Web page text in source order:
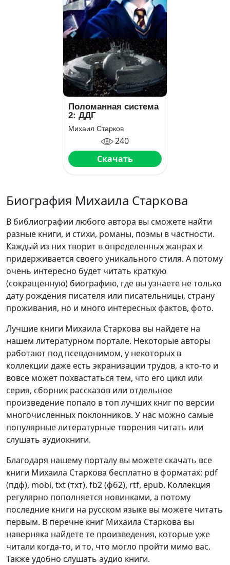
Поломанная система
2: ДДГ
Михаил Старков
240
Скачать
Биография Михаила Старкова
В библиографии любого автора вы сможете найти
разные книги, и стихи, романы, поэмы в частности.
Каждый из них творит в определенных жанрах и
придерживается своего уникального стиля. А потому
очень интересно будет читать краткую
(сокращенную) биографию, где вы узнаете не только
дату рождения писателя или писательницы, страну
проживания, но и много интересных фактов, фото.
Лучшие книги Михаила Старкова вы найдете на
нашем литературном портале. Некоторые авторы
работают под псевдонимом, у некоторых в
коллекции даже есть экранизации трудов, а кто-то и
вовсе может похвастаться тем, что его цикл или
серия, сборник рассказов или отдельное
произведение попало в топ лучших книг по версии
многочисленных поклонников. У нас можно самые
популярные литературные творения читать или
слушать аудиокниги.
Благодаря нашему порталу вы можете скачать все
книги Михаила Старкова бесплатно в форматах: pdf
(пдф), mobi, txt (тхт), fb2 (фб2), rtf, epub. Коллекция
регулярно пополняется новинками, а потому
последние книги на русском языке вы можете читать
первым. В перечне книг Михаила Старкова вы
наверняка найдете те произведения, которые уже
читали когда-то, и то, что могло пройти мимо вас.
Также удобно слушать аудио книги.